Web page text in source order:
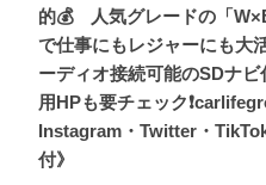
的💰 人気グレードの「
で仕事にもレジャーにも
ーディオ接続可能のSDナ
用HPも要チェック
Instagram・Twitter・TikTok
付》